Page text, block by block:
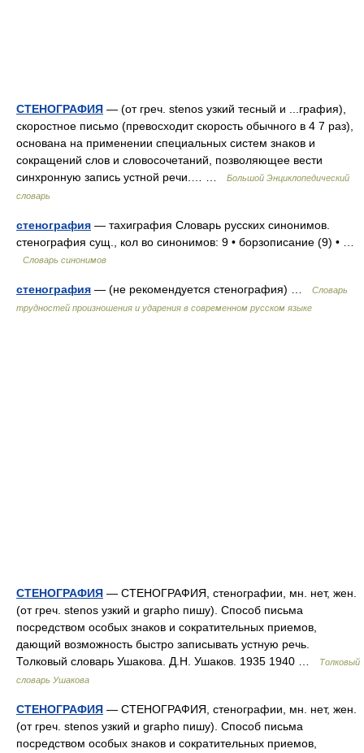
СТЕНОГРАФИЯ — (от греч. stenos узкий тесный и ...графия),
скоростное письмо (превосходит скорость обычного в 4 7 раз),
основана на применении специальных систем знаков и
сокращений слов и словосочетаний, позволяющее вести
синхронную запись устной речи.… …
Большой Энциклопедический
словарь
стенография — тахиграфия Словарь русских синонимов.
стенография сущ., кол во синонимов: 9 • борзописание (9) • …
Словарь синонимов
стенография — (не рекомендуется стенография) …
Словарь
трудностей произношения и ударения в современном русском языке
СТЕНОГРАФИЯ — СТЕНОГРАФИЯ, стенографии, мн. нет, жен.
(от греч. stenos узкий и grapho пишу). Способ письма
посредством особых знаков и сократительных приемов,
дающий возможность быстро записывать устную речь.
Толковый словарь Ушакова. Д.Н. Ушаков. 1935 1940 …
Толковый
словарь Ушакова
СТЕНОГРАФИЯ — СТЕНОГРАФИЯ, стенографии, мн. нет, жен.
(от греч. stenos узкий и grapho пишу). Способ письма
посредством особых знаков и сократительных приемов,